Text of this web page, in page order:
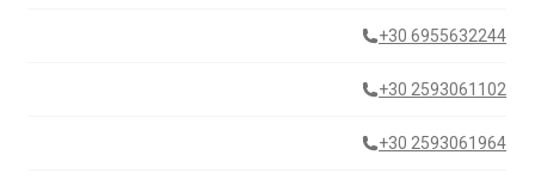
+30 6955632244
+30 2593061102
+30 2593061964